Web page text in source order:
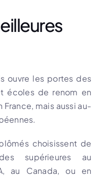
ouvre les portes des
écoles de renom en
France, mais aussi au-
choisissent de
supérieures au
au Canada, ou en